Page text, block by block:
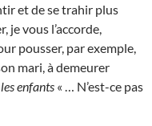
et de se trahir plus
je vous l’accorde,
pousser, par exemple,
mari, à demeurer
enfants « … N’est-ce pas